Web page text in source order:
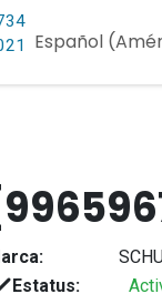
Español
Estatus: